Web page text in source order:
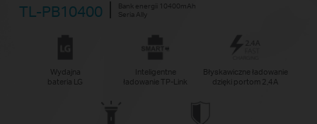
TL-PB10400
Bank energii 10400mAh
Seria Ally
Wydajna
bateria LG
Inteligentne
ładowanie TP-Link
Błyskawiczne ładowanie
dzięki portom 2,4A